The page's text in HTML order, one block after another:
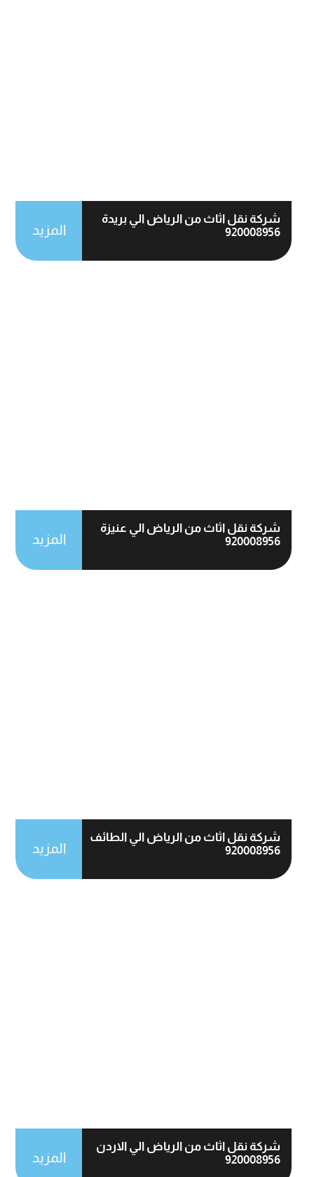
شركة نقل اثاث من الرياض الي بريدة
920008956
المزيد
شركة نقل اثاث من الرياض الي عنيزة
920008956
المزيد
شركة نقل اثاث من الرياض الي الطائف
920008956
المزيد
شركة نقل اثاث من الرياض الي الاردن
920008956
المزيد